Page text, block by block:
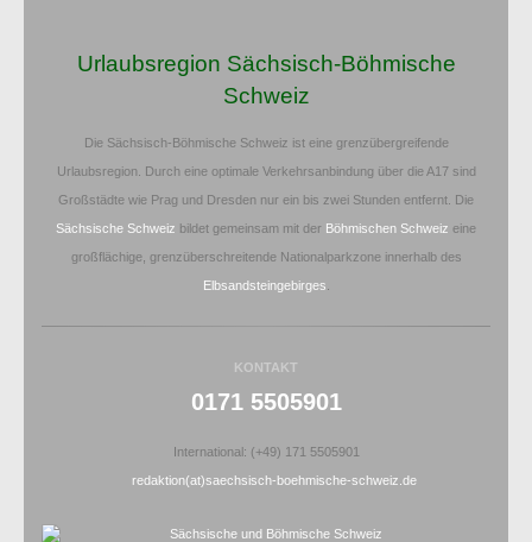
Urlaubsregion Sächsisch-Böhmische
Schweiz
Die Sächsisch-Böhmische Schweiz ist eine grenzübergreifende
Urlaubsregion. Durch eine optimale Verkehrsanbindung über die A17 sind
Großstädte wie Prag und Dresden nur ein bis zwei Stunden entfernt. Die
Sächsische Schweiz bildet gemeinsam mit der Böhmischen Schweiz eine
großflächige, grenzüberschreitende Nationalparkzone innerhalb des
Elbsandsteingebirges
KONTAKT
0171 5505901
International: (+49) 171 5505901
redaktion(at)saechsisch-boehmische-schweiz.de